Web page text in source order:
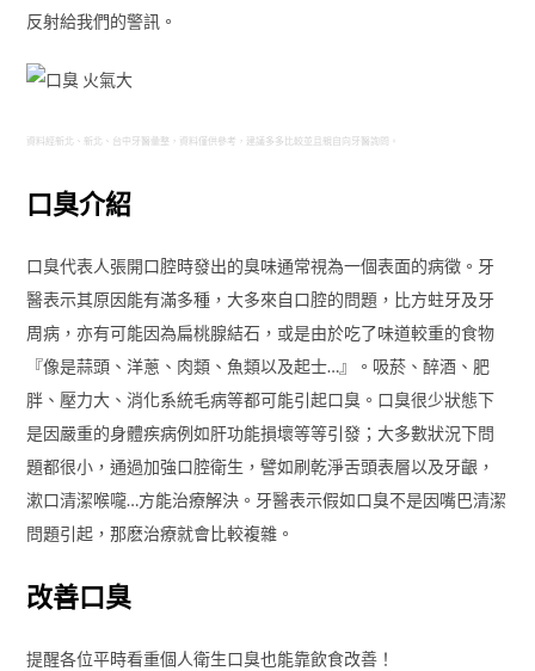
反射給我們的警訊。
資料經新北、新北、台中牙醫彙整，資料僅供參考，建議多多比較並且親自向牙醫詢問。
口臭介紹
口臭代表人張開口腔時發出的臭味通常視為一個表面的病徵。牙
醫表示其原因能有滿多種，大多來自口腔的問題，比方蛀牙及牙
周病，亦有可能因為扁桃腺結石，或是由於吃了味道較重的食物
『像是蒜頭、洋蔥、肉類、魚類以及起士…』。吸菸、醉酒、肥
胖、壓力大、消化系統毛病等都可能引起口臭。口臭很少狀態下
是因嚴重的身體疾病例如肝功能損壞等等引發；大多數狀況下問
題都很小，通過加強口腔衛生，譬如刷乾淨舌頭表層以及牙齦，
漱口清潔喉嚨…方能治療解決。牙醫表示假如口臭不是因嘴巴清潔
問題引起，那麽治療就會比較複雜。
改善口臭
提醒各位平時看重個人衛生口臭也能靠飲食改善！